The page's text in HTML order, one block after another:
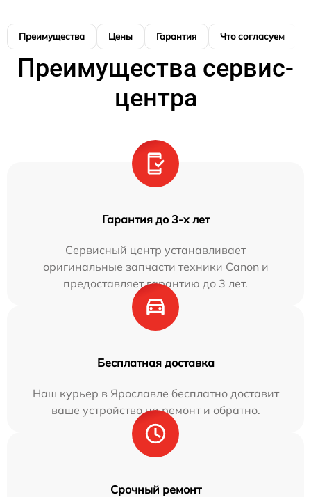
Преимущества Цены Гарантия Что согласуем
Преимущества сервис-
центра
Гарантия до 3-х лет
Сервисный центр устанавливает
оригинальные запчасти техники Canon и
предоставляет гарантию до 3 лет.
Бесплатная доставка
Наш курьер в Ярославле бесплатно доставит
ваше устройство на ремонт и обратно.
Срочный ремонт